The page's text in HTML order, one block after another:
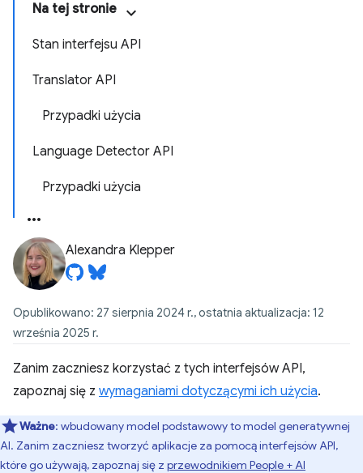
Na tej stronie
Stan interfejsu API
Translator API
Przypadki użycia
Language Detector API
Przypadki użycia
Alexandra Klepper
Opublikowano: 27 sierpnia 2024 r., ostatnia aktualizacja: 12
września 2025 r.
Zanim zaczniesz korzystać z tych interfejsów API,
zapoznaj się z wymaganiami dotyczącymi ich użycia.
Ważne: wbudowany model podstawowy to model generatywnej
AI. Zanim zaczniesz tworzyć aplikacje za pomocą interfejsów API,
które go używają, zapoznaj się z przewodnikiem People + AI